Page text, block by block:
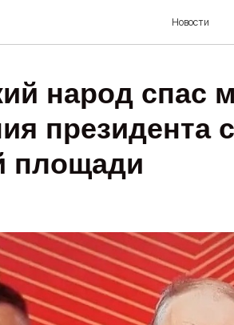
Новости
народ спас
президента
площади